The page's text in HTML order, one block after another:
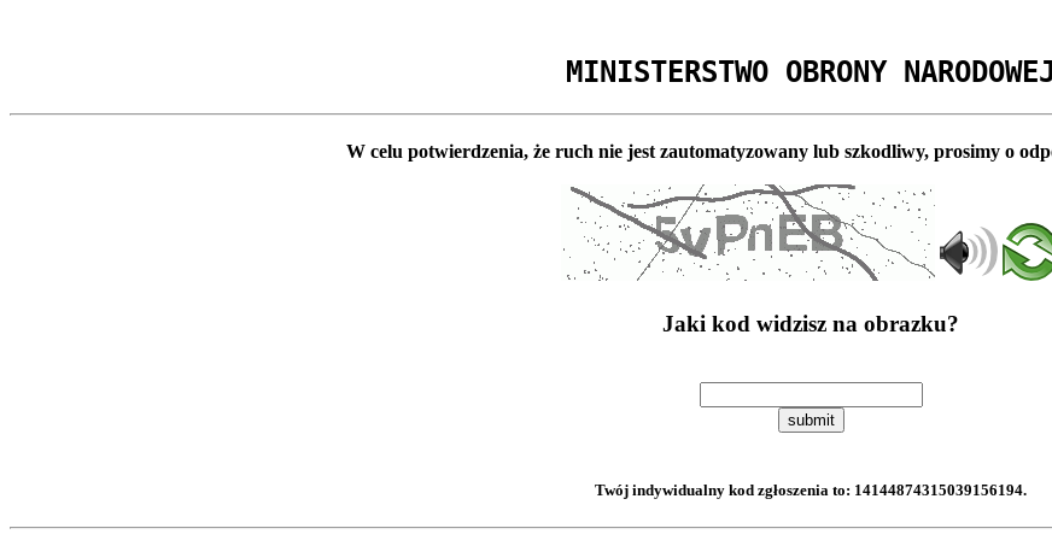
MINISTERSTWO OBRONY NARODOWEJ
W celu potwierdzenia, że ruch nie jest zautomatyzowany lub szkodliwy, prosimy o
Jaki kod widzisz na obrazku?
submit
Twój indywidualny kod zgłoszenia to: 14144874315039156194.